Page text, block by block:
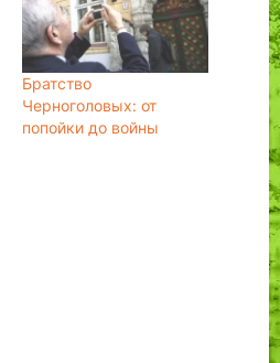
Братство
Черноголовых: от
попойки до войны